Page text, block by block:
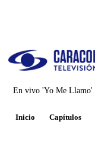
En vivo 'Yo Me Llamo'
Inicio Capítulos